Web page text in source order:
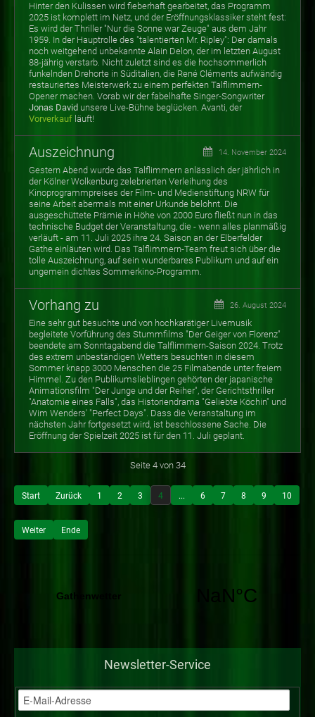
Hinter den Kulissen wird fieberhaft gearbeitet, das Programm
2025 ist komplett im Netz, und der Eröffnungsklassiker steht fest:
Es wird der Thriller "Nur die Sonne war Zeuge" aus dem Jahr
1959. In der Hauptrolle des "talentierten Mr. Ripley": Der damals
noch weitgehend unbekannte Alain Delon, der im letzten August
88-jährig verstarb. Nicht zuletzt sind es die hochsommerlich
funkelnden Drehorte in Süditalien, die René Cléments aufwändig
restauriertes Meisterwerk zu einem perfekten Talflimmern-
Opener machen. Vorab wir der fabelhafte Singer-Songwriter
Jonas David unsere Live-Bühne beglücken. Avanti, der
Vorverkauf läuft!
Auszeichnung 14. November 2024
Gestern Abend wurde das Talflimmern anlässlich der jährlich in
der Kölner Wolkenburg zelebrierten Verleihung des
Kinoprogrammpreises der Film- und Medienstiftung NRW für
seine Arbeit abermals mit einer Urkunde belohnt. Die
ausgeschüttete Prämie in Höhe von 2000 Euro fließt nun in das
technische Budget der Veranstaltung, die - wenn alles planmäßig
verläuft - am 11. Juli 2025 ihre 24. Saison an der Elberfelder
Gathe einläuten wird. Das Talflimmern-Team freut sich über die
tolle Auszeichnung, auf sein wunderbares Publikum und auf ein
ungemein dichtes Sommerkino-Programm.
Vorhang zu 26. August 2024
Eine sehr gut besuchte und von hochkarätiger Livemusik
begleitete Vorführung des Stummfilms "Der Geiger von Florenz"
beendete am Sonntagabend die Talflimmern-Saison 2024. Trotz
des extrem unbeständigen Wetters besuchten in diesem
Sommer knapp 3000 Menschen die 25 Filmabende unter freiem
Himmel. Zu den Publikumslieblingen gehörten der japanische
Animationsfilm "Der Junge und der Reiher", der Gerichtsthriller
"Anatomie eines Falls", das Historiendrama "Geliebte Köchin" und
Wim Wenders' "Perfect Days". Dass die Veranstaltung im
nächsten Jahr fortgesetzt wird, ist beschlossene Sache. Die
Eröffnung der Spielzeit 2025 ist für den 11. Juli geplant.
Seite 4 von 34
Start Zurück 1 2 3 4 ... 6 7 8 9 10
Weiter Ende
Newsletter-Service